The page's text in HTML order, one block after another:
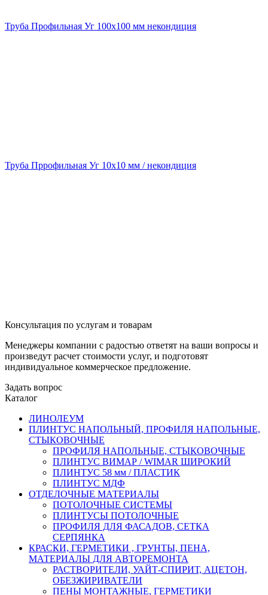
Труба Профильная Уг 100х100 мм некондиция
Труба Пррофильная Уг 10х10 мм / некондиция
Консультация по услугам и товарам
Менеджеры компании с радостью ответят на ваши вопросы и
произведут расчет стоимости услуг, и подготовят
индивидуальное коммерческое предложение.
Задать вопрос
Каталог
ЛИНОЛЕУМ
ПЛИНТУС НАПОЛЬНЫЙ, ПРОФИЛЯ НАПОЛЬНЫЕ,
СТЫКОВОЧНЫЕ
ПРОФИЛЯ НАПОЛЬНЫЕ, СТЫКОВОЧНЫЕ
ПЛИНТУС ВИМАР / WIMAR ШИРОКИЙ
ПЛИНТУС 58 мм / ПЛАСТИК
ПЛИНТУС МДФ
ОТДЕЛОЧНЫЕ МАТЕРИАЛЫ
ПОТОЛОЧНЫЕ СИСТЕМЫ
ПЛИНТУСЫ ПОТОЛОЧНЫЕ
ПРОФИЛЯ ДЛЯ ФАСАДОВ, СЕТКА
СЕРПЯНКА
КРАСКИ, ГЕРМЕТИКИ , ГРУНТЫ, ПЕНА,
МАТЕРИАЛЫ ДЛЯ АВТОРЕМОНТА
РАСТВОРИТЕЛИ, УАЙТ-СПИРИТ, АЦЕТОН,
ОБЕЗЖИРИВАТЕЛИ
ПЕНЫ МОНТАЖНЫЕ, ГЕРМЕТИКИ